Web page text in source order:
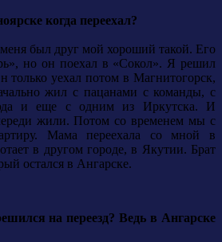
когда переехал?
был друг мой хороший такой. Его
но он поехал в «Сокол». Я решил
только уехал потом в Магнитогорск,
жил с пацанами с команды, с
и еще с одним из Иркутска. И
жили. Потом со временем мы с
Мама переехала со мной в
в другом городе, в Якутии. Брат
остался в Ангарске.
на переезд? Ведь в Ангарске